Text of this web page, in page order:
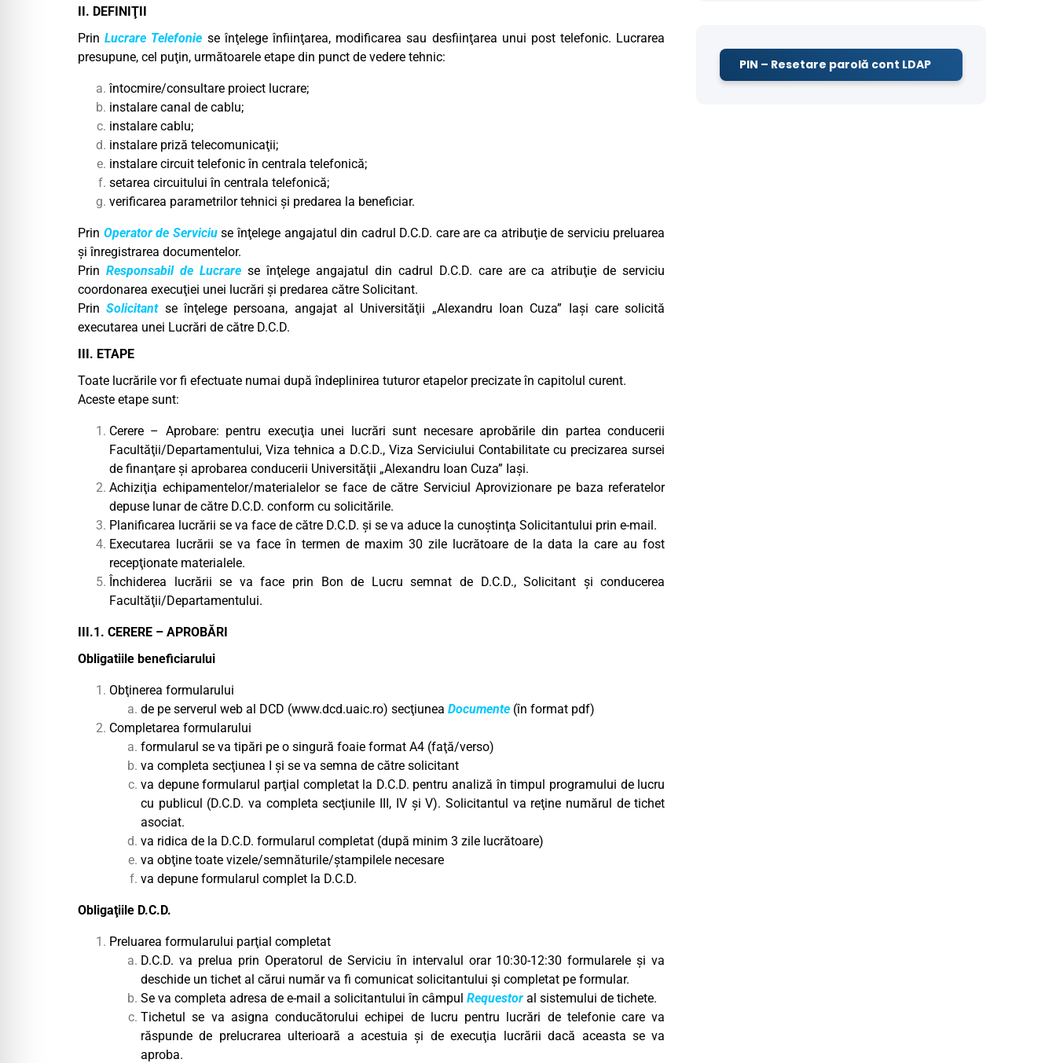
II. DEFINIŢII
PrinLucrare Telefonie se înţelege înfiinţarea, modificarea sau desfiinţarea unui post telefonic. Lucrarea
presupune, cel puţin, următoarele etape din punct de vedere tehnic:
întocmire/consultare proiect lucrare;
instalare canal de cablu;
instalare cablu;
instalare priză telecomunicaţii;
instalare circuit telefonic în centrala telefonică;
setarea circuitului în centrala telefonică;
verificarea parametrilor tehnici şi predarea la beneficiar.
Prin Operator de Serviciuse înţelege angajatul din cadrul D.C.D. care are ca atribuţie de serviciu preluarea
şi înregistrarea documentelor.
Prin Responsabil de Lucrarese înţelege angajatul din cadrul D.C.D. care are ca atribuţie de serviciu
coordonarea execuţiei unei lucrări şi predarea către Solicitant.
PrinSolicitantse înţelege persoana, angajat al Universităţii „Alexandru Ioan Cuza” Iaşi care solicită
executarea unei Lucrări de către D.C.D.
III. ETAPE
Toate lucrările vor fi efectuate numai după îndeplinirea tuturor etapelor precizate în capitolul curent.
Aceste etape sunt:
Cerere – Aprobare: pentru execuţia unei lucrări sunt necesare aprobările din partea conducerii
Facultăţii/Departamentului, Viza tehnica a D.C.D., Viza Serviciului Contabilitate cu precizarea sursei
de finanţare şi aprobarea conducerii Universităţii „Alexandru Ioan Cuza” Iaşi.
Achiziţia echipamentelor/materialelor se face de către Serviciul Aprovizionare pe baza referatelor
depuse lunar de către D.C.D. conform cu solicitările.
Planificarea lucrării se va face de către D.C.D. şi se va aduce la cunoştinţa Solicitantului prin e-mail.
Executarea lucrării se va face în termen de maxim 30 zile lucrătoare de la data la care au fost
recepţionate materialele.
Închiderea lucrării se va face prin Bon de Lucru semnat de D.C.D., Solicitant şi conducerea
Facultăţii/Departamentului.
III.1. CERERE – APROBĂRI
Obligatiile beneficiarului
Obţinerea formularului
de pe serverul web al DCD (www.dcd.uaic.ro) secţiunea Documente (în format pdf)
Completarea formularului
formularul se va tipări pe o singură foaie format A4 (faţă/verso)
va completa secţiunea I şi se va semna de către solicitant
va depune formularul parţial completat la D.C.D. pentru analiză în timpul programului de lucru
cu publicul (D.C.D. va completa secţiunile III, IV şi V). Solicitantul va reţine numărul de tichet
asociat.
va ridica de la D.C.D. formularul completat (după minim 3 zile lucrătoare)
va obţine toate vizele/semnăturile/ştampilele necesare
va depune formularul complet la D.C.D.
Obligaţiile D.C.D.
Preluarea formularului parţial completat
D.C.D. va prelua prin Operatorul de Serviciu în intervalul orar 10:30-12:30 formularele şi va
deschide un tichet al cărui număr va fi comunicat solicitantului şi completat pe formular.
Se va completa adresa de e-mail a solicitantului în câmpul Requestor al sistemului de tichete.
Tichetul se va asigna conducătorului echipei de lucru pentru lucrări de telefonie care va
răspunde de prelucrarea ulterioară a acestuia şi de execuţia lucrării dacă aceasta se va
aproba.
PIN – Resetare parolă cont LDAP